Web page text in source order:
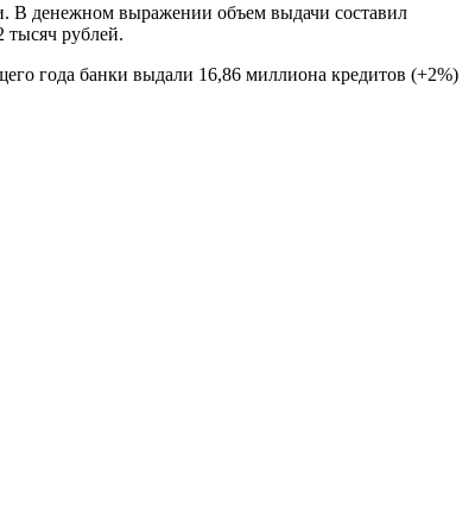
В денежном выражении объем выдачи составил
тысяч рублей.
года банки выдали 16,86 миллиона кредитов (+2%)